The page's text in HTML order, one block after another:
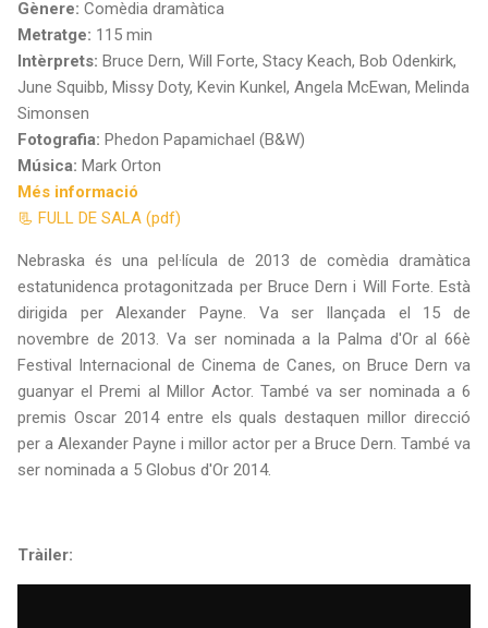
Gènere: Comèdia dramàtica
Metratge: 115 min
Intèrprets: Bruce Dern, Will Forte, Stacy Keach, Bob Odenkirk,
June Squibb, Missy Doty, Kevin Kunkel, Angela McEwan, Melinda
Simonsen
Fotografia: Phedon Papamichael (B&W)
Música: Mark Orton
Més informació
📃 FULL DE SALA (pdf)
Nebraska és una pel·lícula de 2013 de comèdia dramàtica
estatunidenca protagonitzada per Bruce Dern i Will Forte. Està
dirigida per Alexander Payne. Va ser llançada el 15 de
novembre de 2013. Va ser nominada a la Palma d'Or al 66è
Festival Internacional de Cinema de Canes, on Bruce Dern va
guanyar el Premi al Millor Actor. També va ser nominada a 6
premis Oscar 2014 entre els quals destaquen millor direcció
per a Alexander Payne i millor actor per a Bruce Dern. També va
ser nominada a 5 Globus d'Or 2014.
Tràiler: